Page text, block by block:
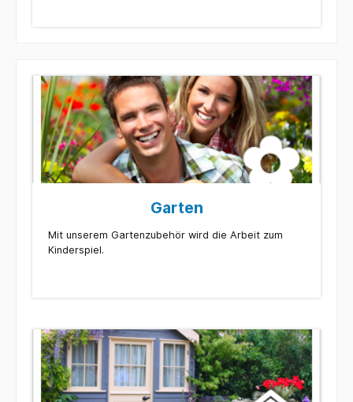
Garten
Mit unserem Gartenzubehör wird die Arbeit zum
Kinderspiel.